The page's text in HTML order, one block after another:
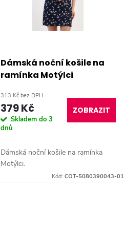
Dámská noční košile na
ramínka Motýlci
313 Kč bez DPH
379 Kč
Skladem do 3
dnů
ZOBRAZIT
Dámská noční košile na ramínka
Motýlci.
Kód:COT-5080390043-01